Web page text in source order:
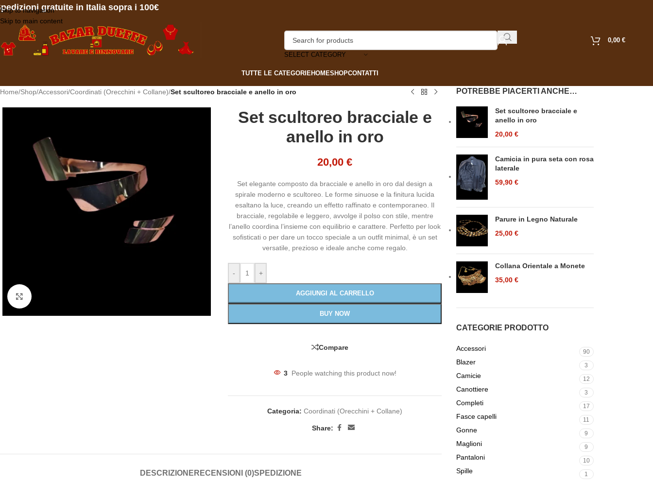
Skip to navigation
Skip to main content
gratuite in Italia sopra i 100€
SELECT CATEGORY
0,00 €
TUTTE LE CATEGORIEHOMESHOPCONTATTI
Home/Shop/Accessori/Coordinati (Orecchini + Collane)/Set scultoreo bracciale e anello in oro
Set scultoreo bracciale e
anello in oro
20,00€
Set elegante composto da bracciale e anello in oro dal design a
spirale moderno e scultoreo. Le forme sinuose e la finitura lucida
esaltano la luce, creando un effetto raffinato e contemporaneo. Il
bracciale, regolabile e leggero, avvolge il polso con stile, mentre
l’anello coordina l’insieme con equilibrio e carattere. Perfetto per look
sofisticati o per dare un tocco speciale a un outfit minimal, è un set
versatile, prezioso e ideale anche come regalo.
- +
AGGIUNGI AL CARRELLO
BUY NOW
Compare
3 People watching this product now!
Categoria: Coordinati (Orecchini + Collane)
Share:
DESCRIZIONE RECENSIONI (0)SPEDIZIONE
POTREBBE PIACERTI ANCHE…
Set scultoreo bracciale e
anello in oro
20,00 €
Camicia in pura seta con rosa
laterale
59,90 €
Parure in Legno Naturale
25,00 €
Collana Orientale a Monete
35,00 €
CATEGORIE PRODOTTO
Accessori 90
Blazer 3
Camicie 12
Canottiere 3
Completi 17
Fasce capelli 11
Gonne 9
Maglioni 9
Pantaloni 10
Spille 1